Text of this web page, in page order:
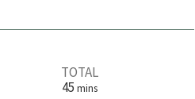
TOTAL
45m
mins